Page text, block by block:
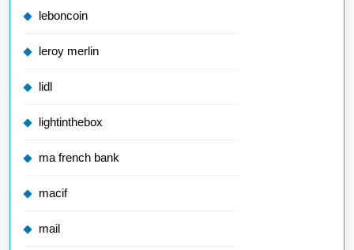
leboncoin
leroy merlin
lidl
lightinthebox
ma french bank
macif
mail